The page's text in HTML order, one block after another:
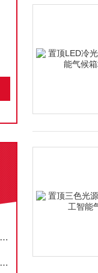
数显梅毒旋转仪的操作步骤和使用方法一定要记牢
智能匀浆仪主要依赖于高速旋转的刀片或搅拌器